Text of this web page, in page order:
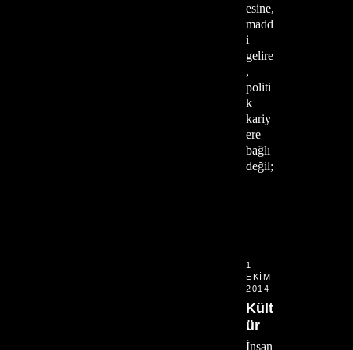
esine,
madd
i
gelire
,
politi
k
kariy
ere
bağlı
değil;
1
EKIM
2014
Kült
ür
İnsan